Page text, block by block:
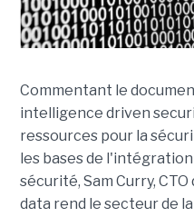
Commentant le
intelligence driven
ressources pour la
les bases de
sécurité, Sam Curry, CTO
data rend le secteur de